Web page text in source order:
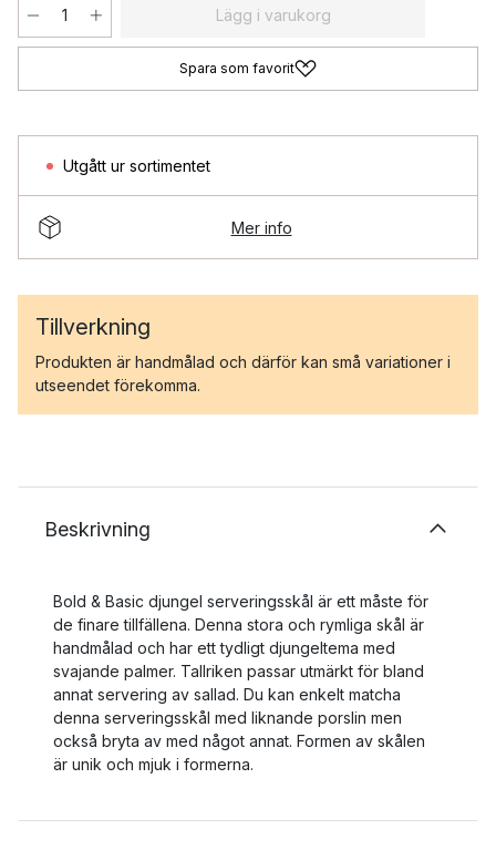
Lägg i varukorg
Spara som favorit
Utgått ur sortimentet
Mer info
Tillverkning
Produkten är handmålad och därför kan små variationer i
utseendet förekomma.
Beskrivning
Bold & Basic djungel serveringsskål är ett måste för
de finare tillfällena. Denna stora och rymliga skål är
handmålad och har ett tydligt djungeltema med
svajande palmer. Tallriken passar utmärkt för bland
annat servering av sallad. Du kan enkelt matcha
denna serveringsskål med liknande porslin men
också bryta av med något annat. Formen av skålen
är unik och mjuk i formerna.